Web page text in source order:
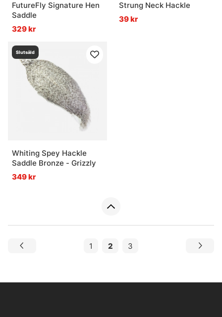
FutureFly Signature Hen
Saddle
329 kr
Strung Neck Hackle
39 kr
Slutsåld
Whiting Spey Hackle
Saddle Bronze - Grizzly
349 kr
1 2 3